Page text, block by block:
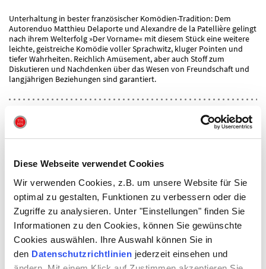
Diese Webseite verwendet Cookies
Wir verwenden Cookies, z.B. um unsere Website für Sie
optimal zu gestalten, Funktionen zu verbessern oder die
Zugriffe zu analysieren. Unter "Einstellungen" finden Sie
Informationen zu den Cookies, können Sie gewünschte
Cookies auswählen. Ihre Auswahl können Sie in
den Datenschutzrichtlinien jederzeit einsehen und
Unterhaltung in bester französischer Komödien-Tradition: Dem
Autorenduo Matthieu Delaporte und Alexandre de la Patellière gelingt
nach ihrem Welterfolg »Der Vorname« mit diesem Stück eine weitere
leichte, geistreiche Komödie voller Sprachwitz, kluger Pointen und
tiefer Wahrheiten. Reichlich Amüsement, aber auch Stoff zum
Diskutieren und Nachdenken über das Wesen von Freundschaft und
langjährigen Beziehungen sind garantiert.
Aufführungsrechte:
Theaterverlag Desch, Berlin
www.theater-verlag-desch.de
mit freundlicher Genehmigung von L’Agence Drama, 24 rue Feydeau,
75002 Paris, Frankreich
www.dramaparis.com
REGIEPASCAL BREUER
AUSSTATTUNGVESNA HILTMANN